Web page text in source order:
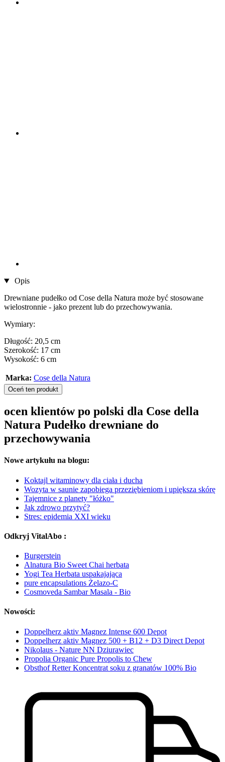
Opis
Drewniane pudełko od Cose della Natura może być stosowane
wielostronnie - jako prezent lub do przechowywania.
Wymiary:
Długość: 20,5 cm
Szerokość: 17 cm
Wysokość: 6 cm
Marka: Cose della Natura
Oceń ten produkt
ocen klientów po polski dla Cose della
Natura Pudełko drewniane do
przechowywania
Nowe artykułu na blogu:
Koktajl witaminowy dla ciała i ducha
Wozyta w saunie zapobiega przeziębieniom i upiększa skórę
Tajemnice z planety "łóżko"
Jak zdrowo przytyć?
Stres: epidemia XXI wieku
Odkryj VitalAbo :
Burgerstein
Alnatura Bio Sweet Chai herbata
Yogi Tea Herbata uspakajająca
pure encapsulations Żelazo-C
Cosmoveda Sambar Masala - Bio
Nowości:
Doppelherz aktiv Magnez Intense 600 Depot
Doppelherz aktiv Magnez 500 + B12 + D3 Direct Depot
Nikolaus - Nature NN Dziurawiec
Propolia Organic Pure Propolis to Chew
Obsthof Retter Koncentrat soku z granatów 100% Bio